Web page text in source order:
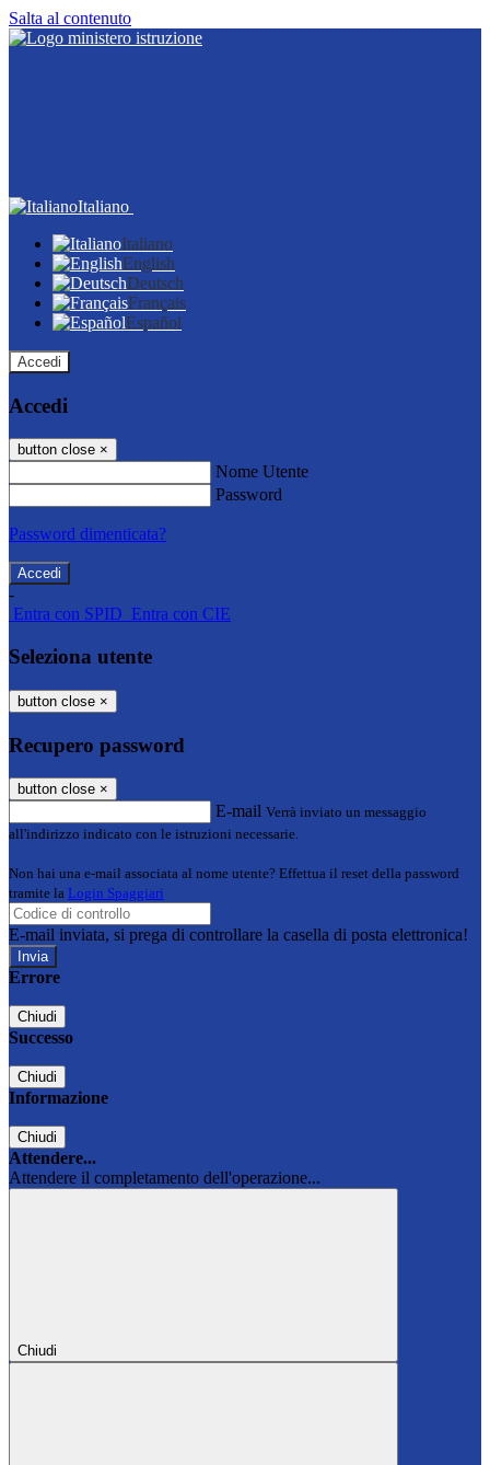
Salta al contenuto
Italiano
Italiano
English
Deutsch
Français
Español
Accedi
Accedi
button close ×
Nome Utente
Password
Password dimenticata?
-
Entra con SPID Entra con CIE
Seleziona utente
button close ×
Recupero password
button close ×
E-mail Verrà inviato un messaggio
all'indirizzo indicato con le istruzioni necessarie.
Non hai una e-mail associata al nome utente? Effettua il reset della password
tramite la Login Spaggiari
E-mail inviata, si prega di controllare la casella di posta elettronica!
Errore
Chiudi
Successo
Chiudi
Informazione
Chiudi
Attendere...
Attendere il completamento dell'operazione...
Chiudi